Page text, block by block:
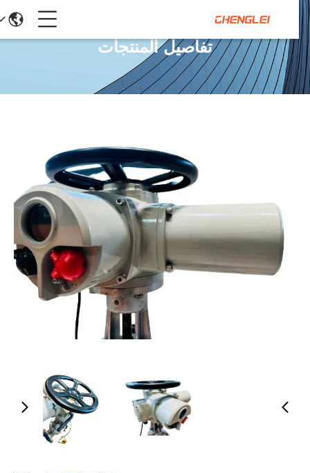
تفاصيل المنتجات